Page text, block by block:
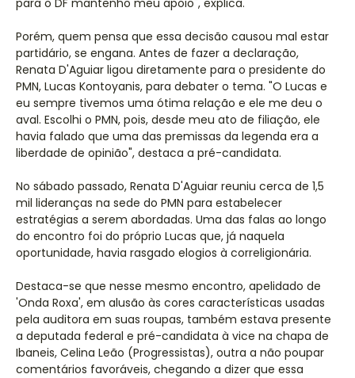
para o DF mantenho meu apoio", explica.
Porém, quem pensa que essa decisão causou mal estar
partidário, se engana. Antes de fazer a declaração,
Renata D'Aguiar ligou diretamente para o presidente do
PMN, Lucas Kontoyanis, para debater o tema. "O Lucas e
eu sempre tivemos uma ótima relação e ele me deu o
aval. Escolhi o PMN, pois, desde meu ato de filiação, ele
havia falado que uma das premissas da legenda era a
liberdade de opinião", destaca a pré-candidata.
No sábado passado, Renata D'Aguiar reuniu cerca de 1,5
mil lideranças na sede do PMN para estabelecer
estratégias a serem abordadas. Uma das falas ao longo
do encontro foi do próprio Lucas que, já naquela
oportunidade, havia rasgado elogios à correligionária.
Destaca-se que nesse mesmo encontro, apelidado de
'Onda Roxa', em alusão às cores características usadas
pela auditora em suas roupas, também estava presente
a deputada federal e pré-candidata à vice na chapa de
Ibaneis, Celina Leão (Progressistas), outra a não poupar
comentários favoráveis, chegando a dizer que essa